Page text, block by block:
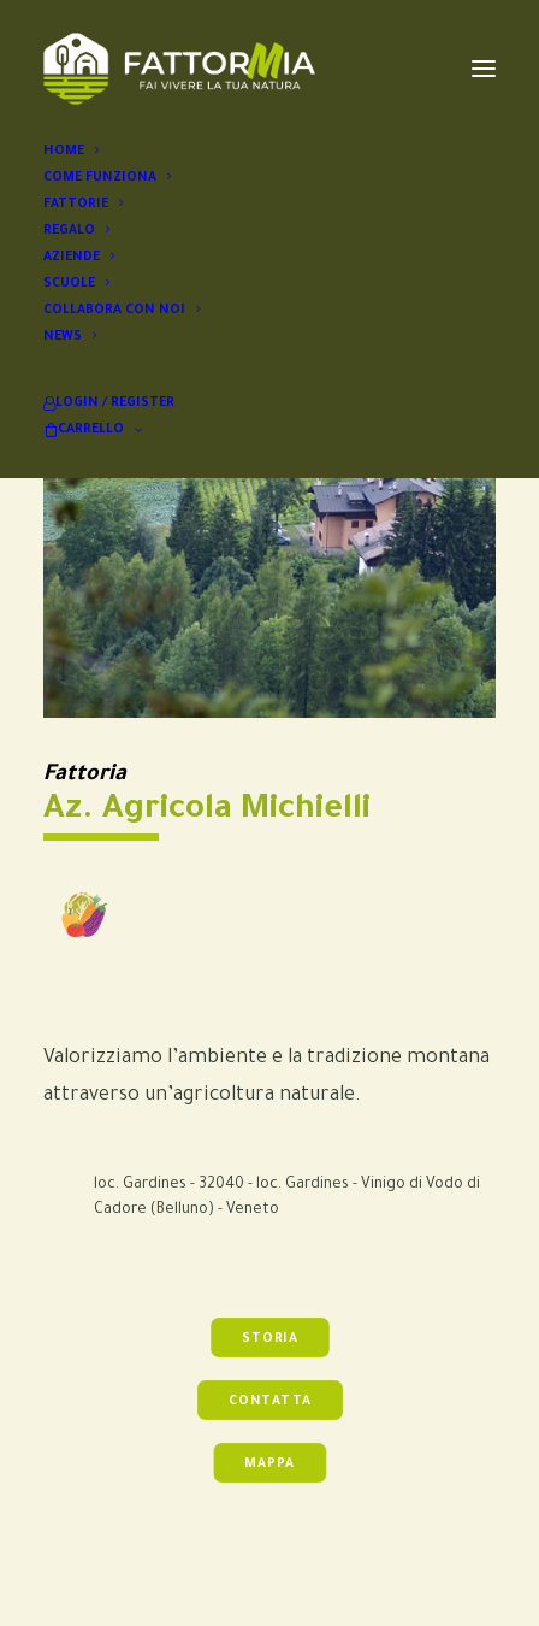
HOME
COME FUNZIONA
FATTORIE
REGALO
AZIENDE
SCUOLE
COLLABORA CON NOI
NEWS
LOGIN / REGISTER
CARRELLO
Fattoria
Az. Agricola Michielli
Valorizziamo l’ambiente e la tradizione montana
attraverso un’agricoltura naturale.
loc. Gardines - 32040 - loc. Gardines - Vinigo di Vodo di
Cadore (Belluno) - Veneto
STORIA
CONTATTA
MAPPA